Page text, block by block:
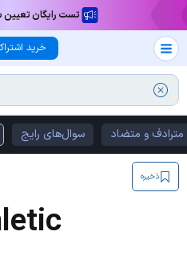
تست رایگان تعیین
خرید
مترادف و متضاد سوال‌های رایج
ذخیره